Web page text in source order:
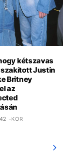
kétszavas
Justin
Britney
az
-KOR